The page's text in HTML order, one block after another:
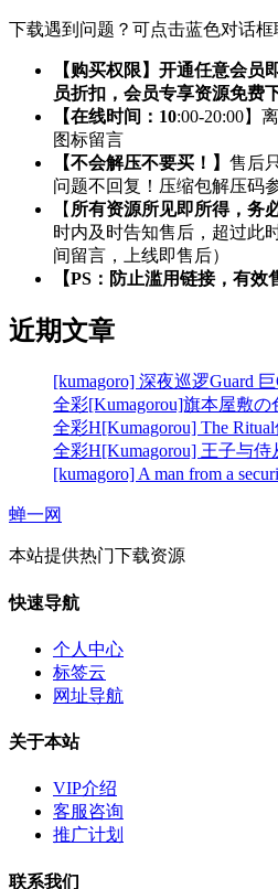
下载遇到问题？可点击蓝色对话框
【购买权限】开通任意会员
员折扣，会员专享资源免费
【在线时间：10:00-20:00】
图标留言
【不会解压不要买！】 售后
问题不回复！压缩包解压码
【 所有资源所见即所得，务
时内及时告知售后，超过此
间留言，上线即售后）
【PS：防止滥用链接，有效
近期文章
[kumagoro] 深夜巡逻Guard
全彩[Kumagorou]旗本屋敷の
全彩H[Kumagorou] The
全彩H[Kumagorou] 王子与侍
[kumagoro] A man from a
蝉一网
本站提供热门下载资源
快速导航
个人中心
标签云
网址导航
关于本站
VIP介绍
客服咨询
推广计划
联系我们